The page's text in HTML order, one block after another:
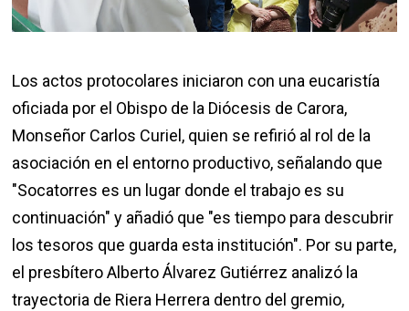
Los actos protocolares iniciaron con una eucaristía
oficiada por el Obispo de la Diócesis de Carora,
Monseñor Carlos Curiel, quien se refirió al rol de la
asociación en el entorno productivo, señalando que
"Socatorres es un lugar donde el trabajo es su
continuación" y añadió que "es tiempo para descubrir
los tesoros que guarda esta institución". Por su parte,
el presbítero Alberto Álvarez Gutiérrez analizó la
trayectoria de Riera Herrera dentro del gremio,